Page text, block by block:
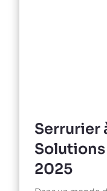
Serrurier
2025